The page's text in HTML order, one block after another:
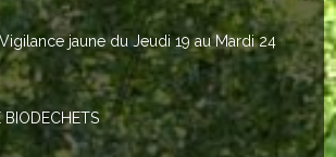
jaune du Jeudi 19 au Mardi 24